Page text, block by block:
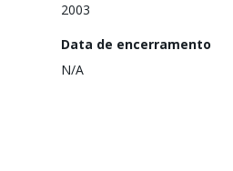
2003
Data de encerramento
N/A